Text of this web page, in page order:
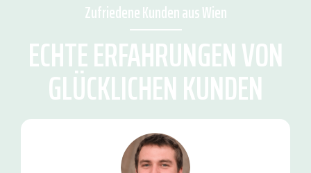
Zufriedene Kunden aus Wien
ECHTE ERFAHRUNGEN VON
GLÜCKLICHEN KUNDEN